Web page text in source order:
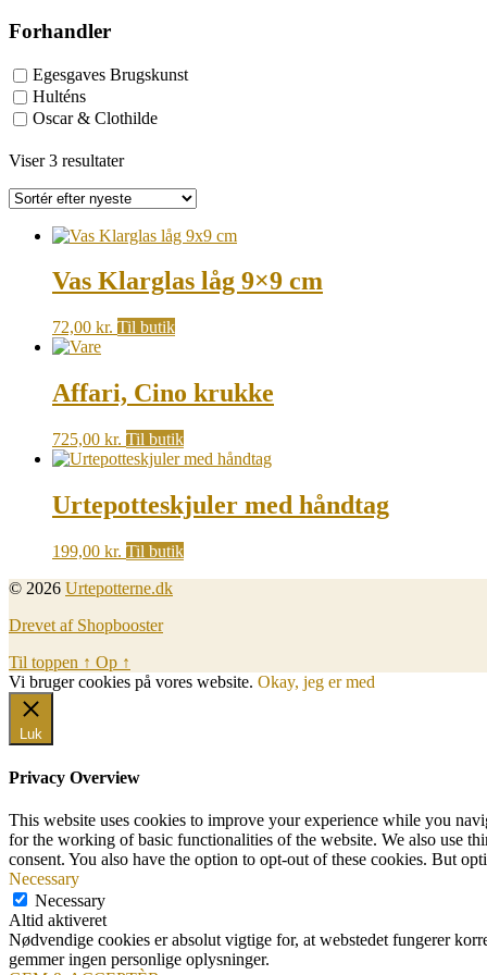
Forhandler
Egesgaves Brugskunst
Hulténs
Oscar & Clothilde
Viser 3 resultaterSorted
latest
Vas Klarglas låg 9×9 cm
72,00 kr. Til butik
Affari, Cino krukke
725,00 kr. Til butik
Urtepotteskjuler med håndtag
199,00 kr. Til butik
© 2026 Urtepotterne.dk
Drevet af Shopbooster
Til toppen ↑ Op ↑
Vi bruger cookies på vores website. Okay, jeg er med
Luk
Privacy Overview
This website uses cookies to improve your experience while you
for the working of basic functionalities of the website. We also use
consent. You also have the option to opt-out of these cookies. But
Necessary
Necessary
Altid aktiveret
Nødvendige cookies er absolut vigtige for, at webstedet fungerer
gemmer ingen personlige oplysninger.